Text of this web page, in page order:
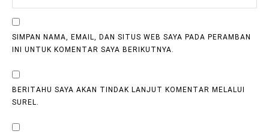
SIMPAN NAMA, EMAIL, DAN SITUS WEB SAYA PADA PERAMBAN
INI UNTUK KOMENTAR SAYA BERIKUTNYA.
BERITAHU SAYA AKAN TINDAK LANJUT KOMENTAR MELALUI
SUREL.